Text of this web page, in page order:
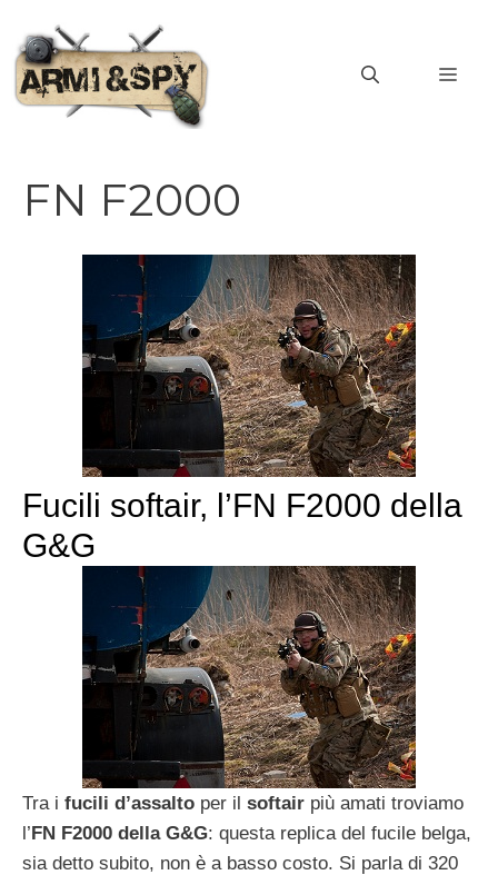
contenuto
FN F2000
Fucili softair, l’FN F2000 della
G&G
Tra i fucili d’assalto per il softair più amati troviamo
l’FN F2000 della G&G: questa replica del fucile belga,
sia detto subito, non è a basso costo. Si parla di 320